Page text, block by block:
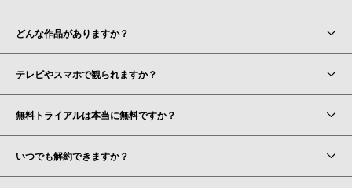
どんな作品がありますか？
テレビやスマホで観られますか？
無料トライアルは本当に無料ですか？
いつでも解約できますか？